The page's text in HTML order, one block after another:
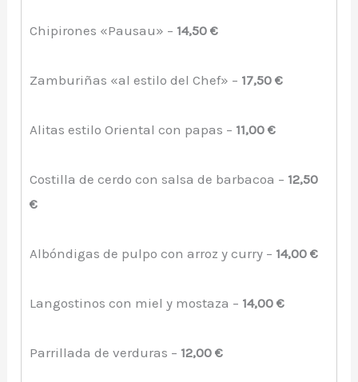
Chipirones «Pausau» – 14,50 €
Zamburiñas «al estilo del Chef» – 17,50 €
Alitas estilo Oriental con papas – 11,00 €
Costilla de cerdo con salsa de barbacoa – 12,50
€
Albóndigas de pulpo con arroz y curry – 14,00 €
Langostinos con miel y mostaza – 14,00 €
Parrillada de verduras – 12,00 €